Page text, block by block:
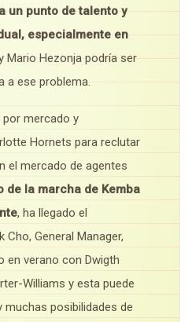
un punto de talento y
especialmente en
Mario Hezonja podría ser
a ese problema.
por mercado y
Hornets para reclutar
el mercado de agentes
de la marcha de Kemba
, ha llegado el
General Manager,
en verano con Dwigth
Williams y esta puede
muchas posibilidades de